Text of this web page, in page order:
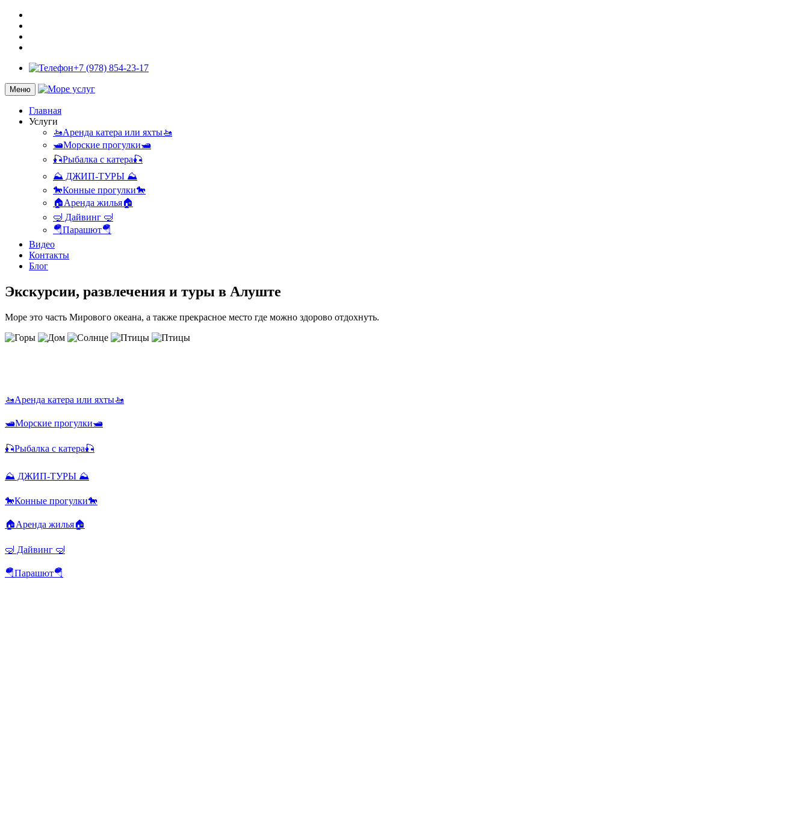
+7 (978) 854-23-17
Меню
Главная
Услуги
🚤Аренда катера или яхты🚤
🛥️Морские прогулки🛥️
🎣Рыбалка с катера🎣
⛰️ ДЖИП-ТУРЫ ⛰️
🐎Конные прогулки🐎
🏠Аренда жилья🏠
🤿 Дайвинг 🤿
🪂Парашют🪂
Видео
Контакты
Блог
Экскурсии, развлечения и туры в Алуште
Море это часть Мирового океана, а также прекрасное место где можно здорово отдохнуть.
🚤Аренда катера или яхты🚤
🛥️Морские прогулки🛥️
🎣Рыбалка с катера🎣
⛰️ ДЖИП-ТУРЫ ⛰️
🐎Конные прогулки🐎
🏠Аренда жилья🏠
🤿 Дайвинг 🤿
🪂Парашют🪂